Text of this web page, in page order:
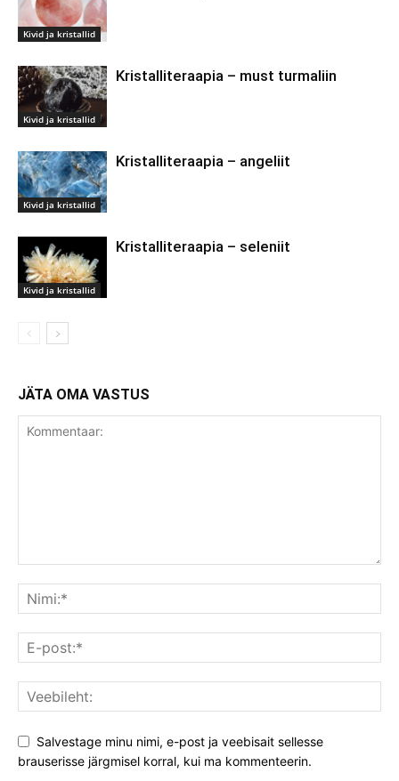
Kivid ja kristallid
Kivid ja kristallid
Kristalliteraapia – must turmaliin
Kivid ja kristallid
Kristalliteraapia – angeliit
Kivid ja kristallid
Kristalliteraapia – seleniit
JÄTA OMA VASTUS
Salvestage minu nimi, e-post ja veebisait sellesse
brauserisse järgmisel korral, kui ma kommenteerin.